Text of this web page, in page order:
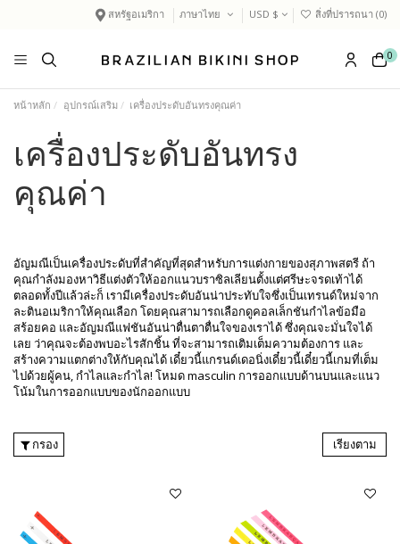
สหรัฐอเมริกา ภาษาไทย USD $ สิ่งที่ปรารถนา (0)
0
หน้าหลัก อุปกรณ์เสริม เครื่องประดับอันทรงคุณค่า
เครื่องประดับอันทรง
คุณค่า
อัญมณีเป็นเครื่องประดับที่สำคัญที่สุดสำหรับการแต่งกายของสุภาพสตรี ถ้า
คุณกำลังมองหาวิธีแต่งตัวให้ออกแนวบราซิลเลียนตั้งแต่ศรีษะจรดเท้าได้
ตลอดทั้งปีแล้วล่ะก็ เรามีเครื่องประดับอันน่าประทับใจซึ่งเป็นเทรนด์ใหม่จาก
ละตินอเมริกาให้คุณเลือก โดยคุณสามารถเลือกดูคอลเล็กชันกำไลข้อมือ
สร้อยคอ และอัญมณีแฟชันอันน่าตื่นตาตื่นใจของเราได้ ซึ่งคุณจะมั่นใจได้
เลย ว่าคุณจะต้องพบอะไรสักชิ้น ที่จะสามารถเติมเต็มความต้องการ และ
สร้างความแตกต่างให้กับคุณได้ เดี๋ยวนี้แกรนด์เดอนิ่งเดี๋ยวนี้เดี๋ยวนี้เกมที่เต็ม
ไปด้วยผู้คน, กำไลและกำไล! โหมด masculin การออกแบบด้านบนและแนว
โน้มในการออกแบบของนักออกแบบ
กรอง เรียงตาม